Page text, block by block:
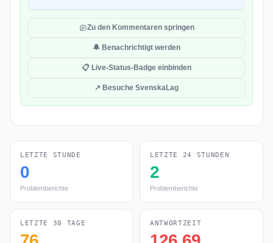
Zu den Kommentaren springen
🔔 Benachrichtigt werden
📋 Live-Status-Badge einbinden
↗ Besuche SvenskaLag
LETZTE STUNDE
0
Problemberichte
LETZTE 24 STUNDEN
2
Problemberichte
LETZTE 30 TAGE ANTWORTZEIT